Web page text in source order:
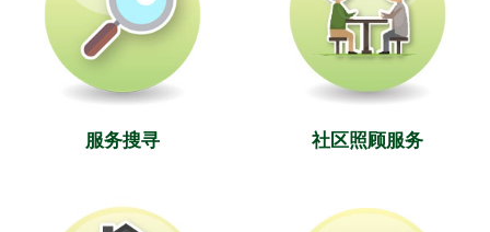
服务搜寻 社区照顾服务